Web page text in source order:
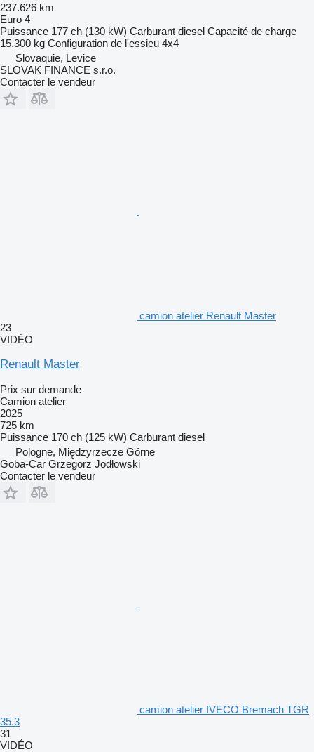
237.626 km
Euro 4
Puissance 177 ch (130 kW) Carburant diesel Capacité de charge
15.300 kg Configuration de l'essieu 4x4
Slovaquie, Levice
SLOVAK FINANCE s.r.o.
Contacter le vendeur
camion atelier Renault Master
23
VIDÉO
Renault Master
Prix sur demande
Camion atelier
2025
725 km
Puissance 170 ch (125 kW) Carburant diesel
Pologne, Międzyrzecze Górne
Goba-Car Grzegorz Jodłowski
Contacter le vendeur
camion atelier IVECO Bremach TGR
35.3
31
VIDÉO